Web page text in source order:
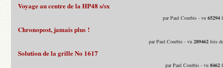
Voyage au centre de la HP48 s/sx
par Paul Courbis - vu65294
Chronopost, jamais plus !
par Paul Courbis - vu289462 fois
Solution de la grille No 1617
par Paul Courbis - vu8462